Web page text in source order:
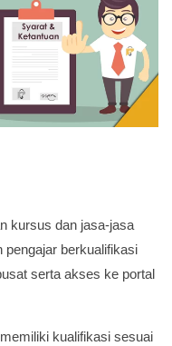
kursus dan jasa-jasa
pengajar berkualifikasi
serta akses ke portal
kualifikasi sesuai